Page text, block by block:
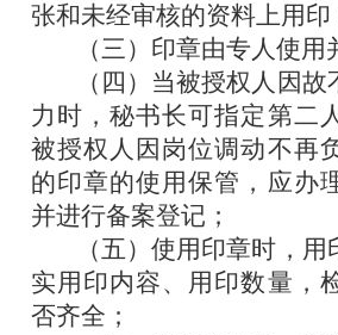
张和未经审核的资料上用印
（三）印章由专人使用
（四）当被授权人因
力时，秘书长可指定第二
被授权人因岗位调动不再
的印章的使用保管，应办
并进行备案登记；
（五）使用印章时，
实用印内容、用印数量，
否齐全；